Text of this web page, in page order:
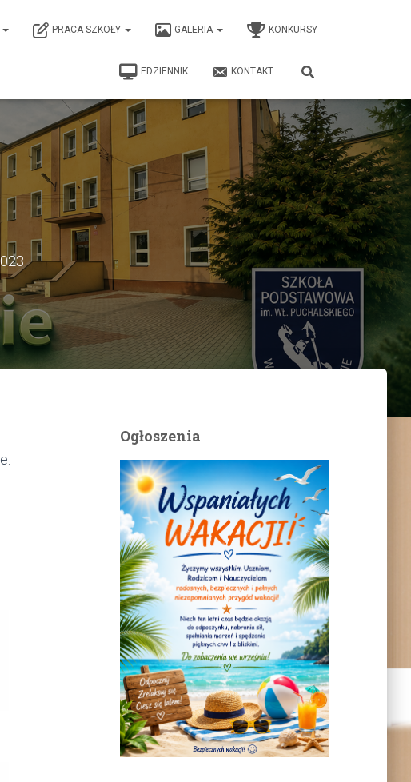
PRACA SZKOŁY GALERIA KONKURSY
EDZIENNIK KONTAKT
Ogłoszenia